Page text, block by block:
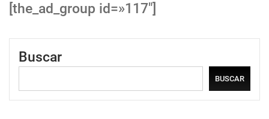
[the_ad_group id=»117″]
Buscar
BUSCAR